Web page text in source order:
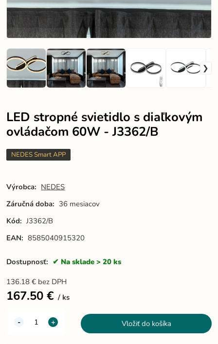
LED stropné svietidlo s diaľkovým
ovládačom 60W - J3362/B
NEDES Smart APP
Výrobca: NEDES
Záručná doba: 36 mesiacov
Kód: J3362/B
EAN: 8585040915320
Dostupnosť: Na sklade > 20 ks
136.18 € bez DPH
167.50 € ks